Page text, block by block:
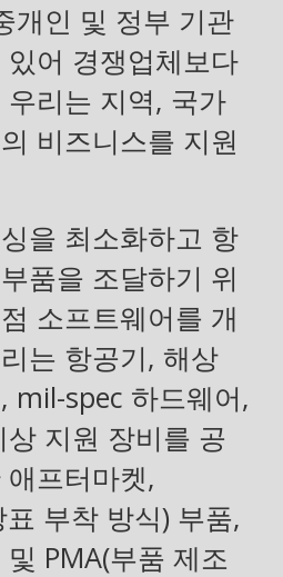
개인 및 정부 기관
어 경쟁업체보다
리는 지역, 국가
비즈니스를 지원
을 최소화하고 항
품을 조달하기 위
소프트웨어를 개
는 항공기, 해상
mil-spec 하드웨어,
지원 장비를 공
프터마켓,
부착 방식) 부품,
PMA(부품 제조